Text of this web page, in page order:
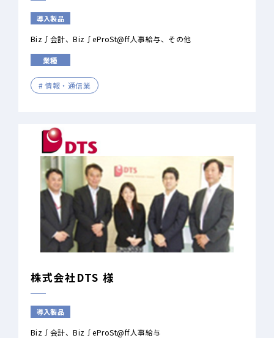
導入製品
Biz∫会計 Biz∫eProSt@ff人事給与 その他
業種
情報・通信業
株式会社DTS 様
導入製品
Biz∫会計 Biz∫eProSt@ff人事給与